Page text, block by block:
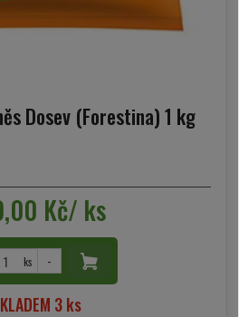
Dosev (Forestina) 1 kg
Kč/ ks
ks -
3 ks